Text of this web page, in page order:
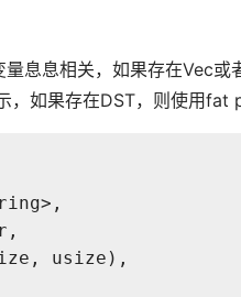
量息息相关，如果存在Vec
如果存在DST，则使用fat
usize),